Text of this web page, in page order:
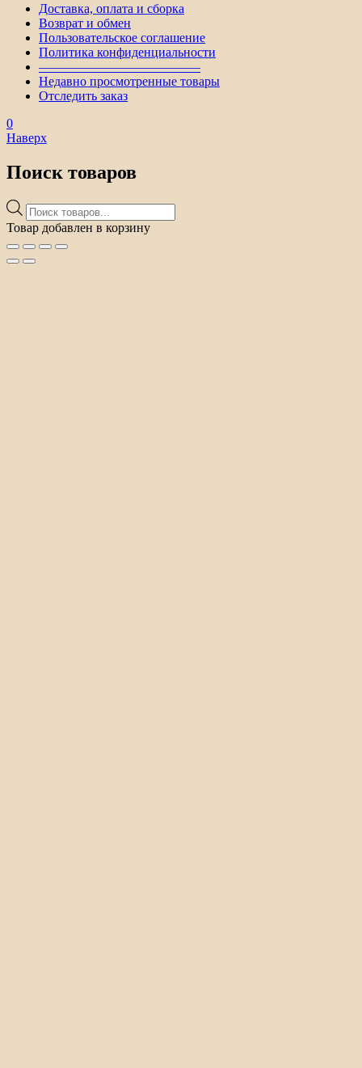
Доставка, оплата и сборка
Возврат и обмен
Пользовательское соглашение
Политика конфиденциальности
————————————–
Недавно просмотренные товары
Отследить заказ
0
Наверх
Поиск товаров
Поиск
товаров
Товар добавлен в корзину